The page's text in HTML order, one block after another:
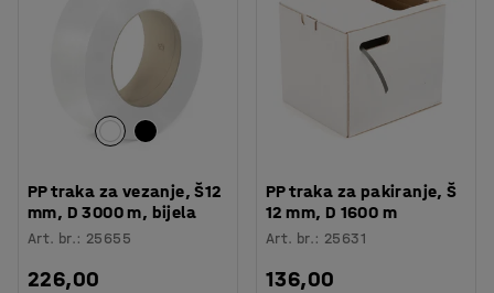
PP traka za vezanje, Š12
mm, D 3000 m, bijela
Art. br.: 25655
226,00
PP traka za pakiranje, Š
12 mm, D 1600 m
Art. br.: 25631
136,00